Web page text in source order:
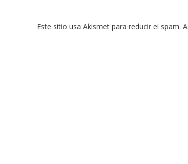
de
Este sitio usa Akismet para reducir el spam.